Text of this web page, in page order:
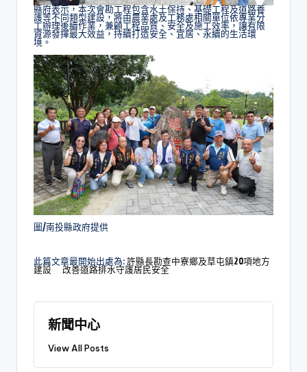
縣府表示，本次會勘工程包含水土保持、基礎工程及道路養
護等不同類型建設，將由農業處及工務處相關單位依專業分
工辦理後續作業，兼顧工程品質、安全及施工效率，讓有限
資源發揮最大效益，持續打造安全、宜居、永續的生活環
境。
圖/南投縣政府提供
此篇文章最開始出處為:許縣長勘查中寮鄉及草屯鎮20項地方
建設 改善道路排水守護居民安全
新聞中心
View All Posts